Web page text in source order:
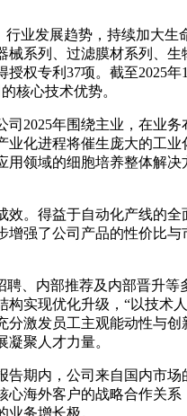
业发展趋势，持续加大
系列、过滤膜材系列、
权专利37项。截至2025年
核心技术优势。
2025年围绕主业，在业
化进程将催生庞大的工
领域的细胞培养整体解
。得益于自动化产线的
强了公司产品的性价比
、内部推荐及内部晋升
实现优化升级，“以技术
激发员工主观能动性与
聚人才力量。
期内，公司来自国内市
海外客户的战略合作关
务增长极。